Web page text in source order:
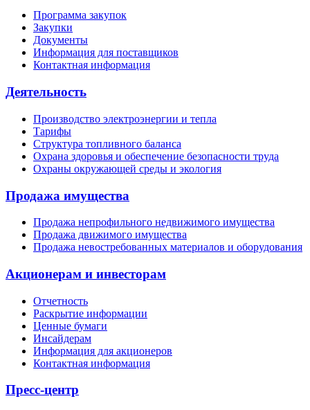
Программа закупок
Закупки
Документы
Информация для поставщиков
Контактная информация
Деятельность
Производство электроэнергии и тепла
Тарифы
Структура топливного баланса
Охрана здоровья и обеспечение безопасности труда
Охраны окружающей среды и экология
Продажа имущества
Продажа непрофильного недвижимого имущества
Продажа движимого имущества
Продажа невостребованных материалов и оборудования
Акционерам и инвесторам
Отчетность
Раскрытие информации
Ценные бумаги
Инсайдерам
Информация для акционеров
Контактная информация
Пресс-центр